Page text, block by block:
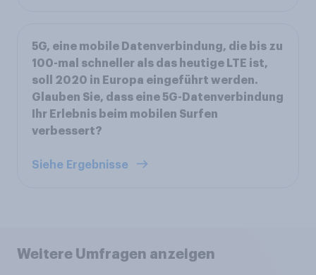
5G, eine mobile Datenverbindung, die bis zu
100-mal schneller als das heutige LTE ist,
soll 2020 in Europa eingeführt werden.
Glauben Sie, dass eine 5G-Datenverbindung
Ihr Erlebnis beim mobilen Surfen
verbessert?
Siehe Ergebnisse
Weitere Umfragen anzeigen